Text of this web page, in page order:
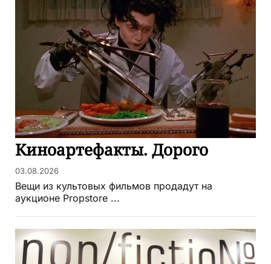
Киноартефакты. Дорого
03.08.2026
Вещи из культовых фильмов продадут на
аукционе Propstore ...